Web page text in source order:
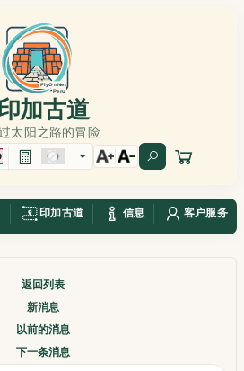
加古道
太阳之路的冒险
印加古道 信息 客户服务
返回列表
新消息
以前的消息
下一条消息